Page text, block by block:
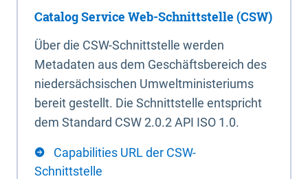
Catalog Service Web-Schnittstelle (CSW)
Über die CSW-Schnittstelle werden
Metadaten aus dem Geschäftsbereich des
niedersächsischen Umweltministeriums
bereit gestellt. Die Schnittstelle entspricht
dem Standard CSW 2.0.2 API ISO 1.0.
Capabilities URL der CSW-
Schnittstelle